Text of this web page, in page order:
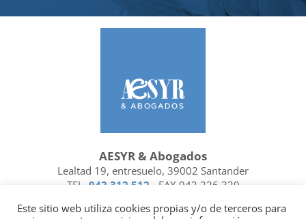
AESYR & Abogados
Lealtad 19, entresuelo, 39002 Santander
TEL. 942 312 512 - FAX 942 226 329
Este sitio web utiliza cookies propias y/o de terceros para